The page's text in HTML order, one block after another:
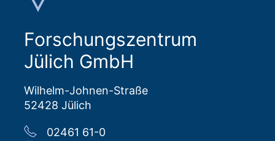
Forschungszentrum
Jülich GmbH
Wilhelm-Johnen-Straße
52428 Jülich
02461 61-0